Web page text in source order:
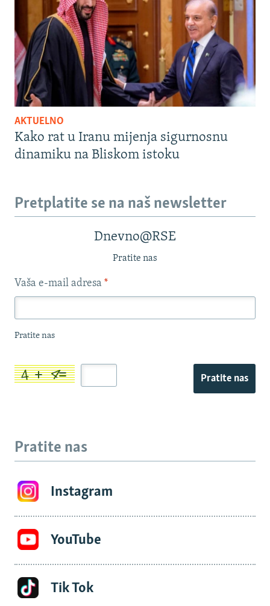
AKTUELNO
Kako rat u Iranu mijenja sigurnosnu
dinamiku na Bliskom istoku
Pretplatite se na naš newsletter
Dnevno@RSE
Pratite nas
Vaša e-mail adresa *
Pratite nas
Pratite nas
Pratite nas
Instagram
YouTube
Tik Tok